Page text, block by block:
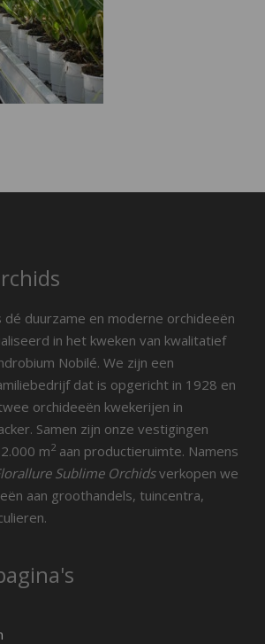
dé duurzame en moderne orchideeën
in het kweken van kwalitatief
Nobilé. We zijn een
dat is opgericht in 1928 en
orchideeën kwekerijen in
Samen zijn onze vestigingen
m2 aan productieruimte. Namens
Sublime Orchidsverkopen we
aan groothandels, tuincentra,